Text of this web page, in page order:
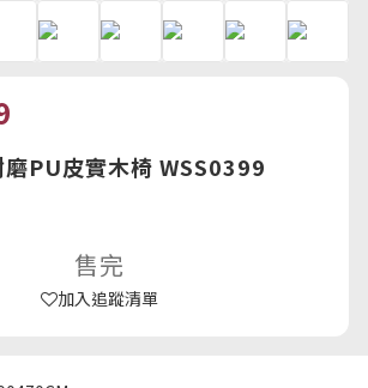
PU皮實木椅 WSS0399
售完
加入追蹤清單